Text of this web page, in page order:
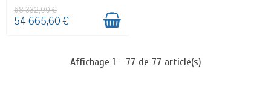
68 332,00 €
54 665,60 €
Affichage 1 - 77 de 77 article(s)